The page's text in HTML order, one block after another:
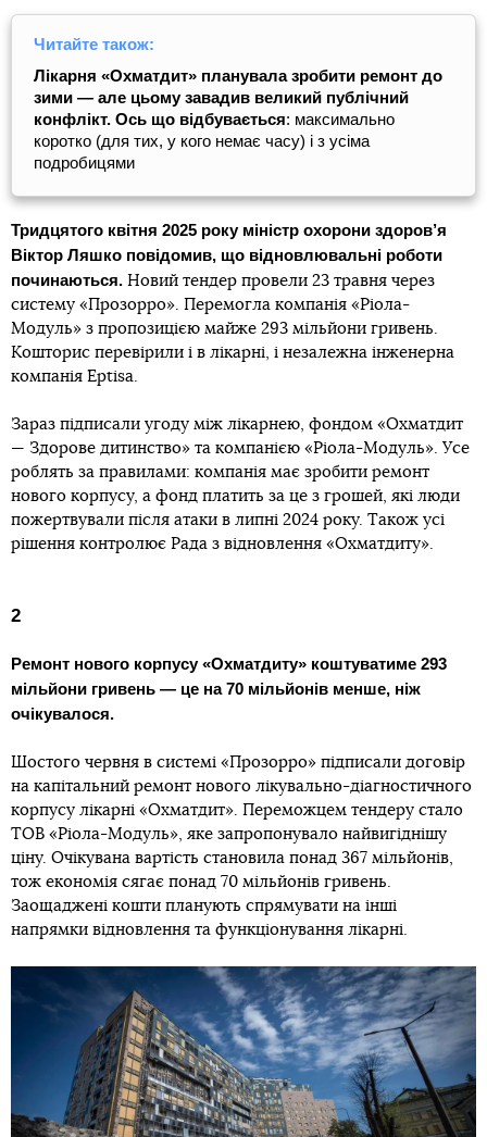
Читайте також:
Лікарня «Охматдит» планувала зробити ремонт до
зими — але цьому завадив великий публічний
конфлікт. Ось що відбувається: максимально
коротко (для тих, у кого немає часу) і з усіма
подробицями
Тридцятого квітня 2025 року міністр охорони здоров’я
Віктор Ляшко повідомив, що відновлювальні роботи
починаються. Новий тендер провели 23 травня через
систему «Прозорро». Перемогла компанія «Ріола-
Модуль» з пропозицією майже 293 мільйони гривень.
Кошторис перевірили і в лікарні, і незалежна інженерна
компанія Eptisa.
Зараз підписали угоду між лікарнею, фондом «Охматдит
— Здорове дитинство» та компанією «Ріола-Модуль». Усе
роблять за правилами: компанія має зробити ремонт
нового корпусу, а фонд платить за це з грошей, які люди
пожертвували після атаки в липні 2024 року. Також усі
рішення контролює Рада з відновлення «Охматдиту».
2
Ремонт нового корпусу «Охматдиту» коштуватиме 293
мільйони гривень — це на 70 мільйонів менше, ніж
очікувалося.
Шостого червня в системі «Прозорро» підписали договір
на капітальний ремонт нового лікувально-діагностичного
корпусу лікарні «Охматдит». Переможцем тендеру стало
ТОВ «Ріола-Модуль», яке запропонувало найвигіднішу
ціну. Очікувана вартість становила понад 367 мільйонів,
тож економія сягає понад 70 мільйонів гривень.
Заощаджені кошти планують спрямувати на інші
напрямки відновлення та функціонування лікарні.